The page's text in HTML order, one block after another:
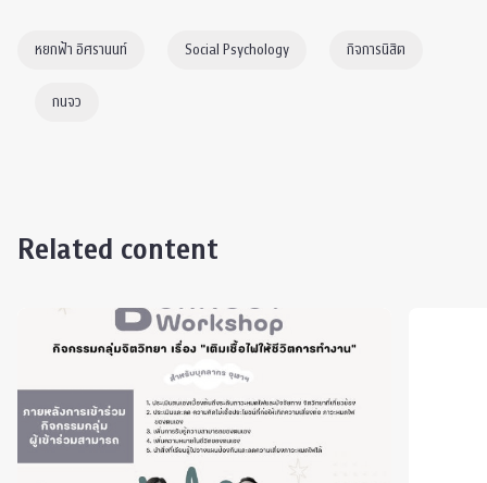
หยกฟ้า อิศรานนท์ Social Psychology กิจการนิสิต
กนจว
Related content